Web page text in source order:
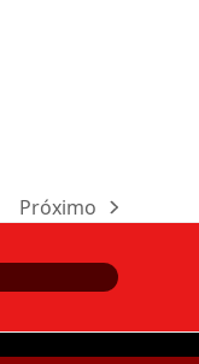
next
Próximo